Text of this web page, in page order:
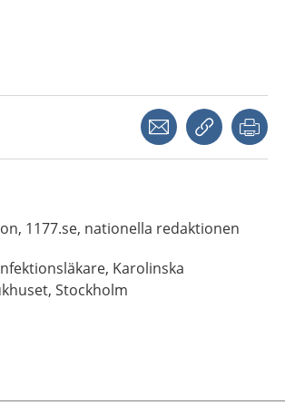
Dela via mejlKopiera länk
1177.se, nationella redaktionen
Karolinska
Stockholm